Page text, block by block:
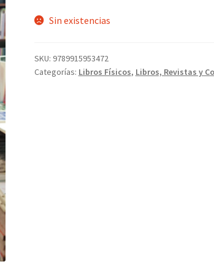
Sin existencias
SKU: 9789915953472
Categorías: Libros Físicos, Libros, Revistas y